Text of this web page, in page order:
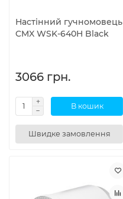
Настінний гучномовець
CMX WSK-640H Black
3066 грн.
В кошик
Швидке замовлення